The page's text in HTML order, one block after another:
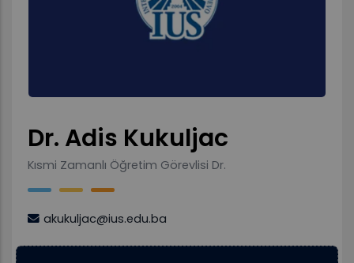
Dr. Adis Kukuljac
Kısmi Zamanlı Öğretim Görevlisi Dr.
akukuljac@ius.edu.ba